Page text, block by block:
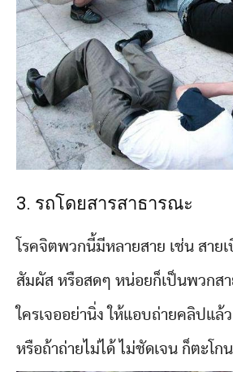
3. รถโดยสารสาธารณะ
โรคจิตพวกนี้มีหลายสาย เช่น สาย
สัมผัส หรือสดๆ หน่อยก็เป็นพวกสา
ใครเจออย่านิ่ง ให้แอบถ่ายคลิปแล้ว
หรือถ้าถ่ายไม่ได้ ไม่ชัดเจน ก็ตะโก